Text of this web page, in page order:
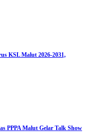
KSL Malut 2026-2031,
PPPA Malut Gelar Talk Show